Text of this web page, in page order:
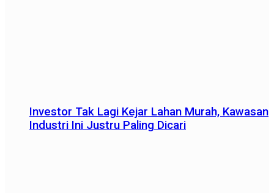
Investor Tak Lagi Kejar Lahan Murah, Kawasan
Industri Ini Justru Paling Dicari